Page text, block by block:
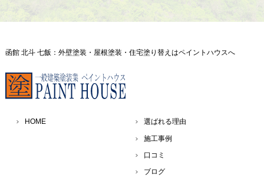
函館 北斗 七飯：外壁塗装・屋根塗装・住宅塗り替えはペイントハウスへ
HOME 選ばれる理由
施工事例
口コミ
ブログ